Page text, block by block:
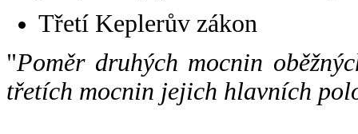
Třetí Keplerův zákon
"Poměr druhých mocnin
třetích mocnin jejich hlavních